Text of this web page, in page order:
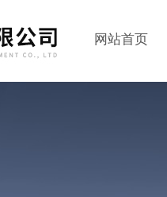
网站首页